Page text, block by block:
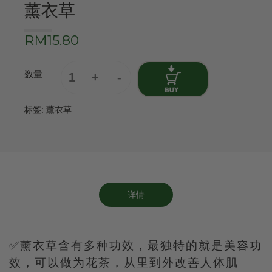
薰衣草
RM15.80
数量
标签: 薰衣草
详情
✅薰衣草含有多种功效，最独特的就是美容功
效，可以做为花茶，从里到外改善人体肌